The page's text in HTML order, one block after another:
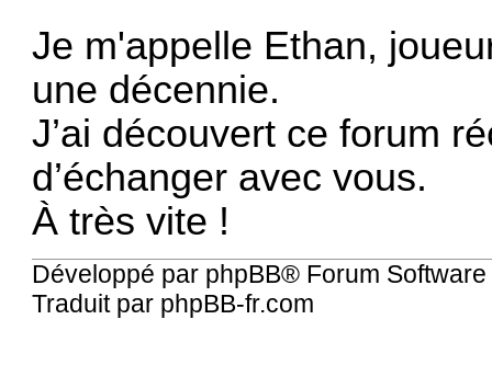
Je m'appelle Ethan,
une décennie.
J’ai découvert ce forum
d’échanger avec vous.
À très vite !
Développé par phpBB® Forum
Traduit par phpBB-fr.com